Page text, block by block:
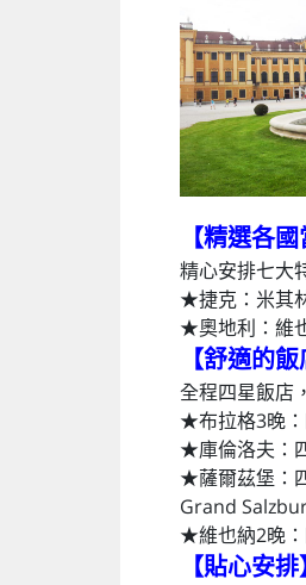
【精選各
精心安排七大
★捷克：米其
★奧地利：維
【舒適的
全程四星飯店
★布拉格3晚
★庫倫洛夫：
★薩爾茲堡：
Grand
★維也納2晚
【貼心安排】